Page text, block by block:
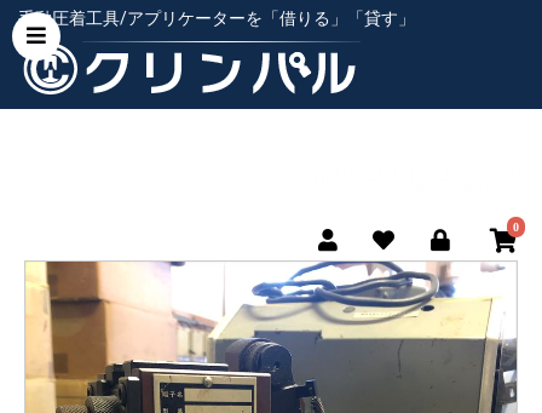
手動圧着工具/アプリケーターを「借りる」「貸す」
0